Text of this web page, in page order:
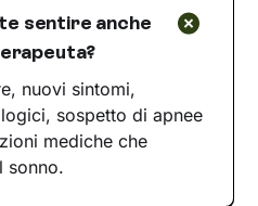
sentire anche
nuovi sintomi,
sospetto di apnee
mediche che
sonno.